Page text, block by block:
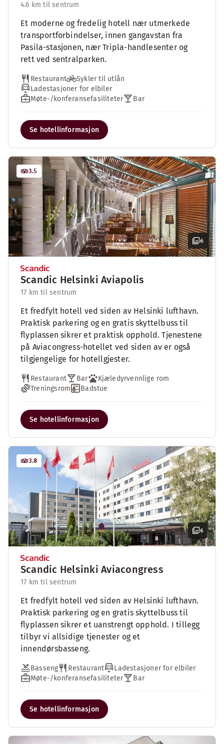
4.6 km til sentrum
Et moderne og fredelig hotell nær utmerkede
transportforbindelser, innen gangavstan fra
Pasila-stasjonen, nær Tripla-handlesenter og
rett ved sentralparken.
Restaurant
Sykler til utlån
Ladestasjoner for elbiler
Møte-/konferansefasiliteter
Bar
Se hotellinformasjon
6
3.5
Scandic Helsinki Aviapolis
17 km til sentrum
Et fredfylt hotell ved siden av Helsinki lufthavn.
Praktisk parkering og en gratis skyttelbuss til
flyplassen sikrer et praktisk opphold. Tjenestene
på Aviacongress-hotellet ved siden av er også
tilgjengelige for hotellgjester.
Restaurant Bar
Kjæledyrvennlige rom
Treningsrom
Badstue
Se hotellinformasjon
6
3.8
Scandic Helsinki Aviacongress
17 km til sentrum
Et fredfylt hotell ved siden av Helsinki lufthavn.
Praktisk parkering og en gratis skyttelbuss til
flyplassen sikrer et uanstrengt opphold. I tillegg
tilbyr vi allsidige tjenester og et
innendørsbasseng.
Basseng Restaurant
Ladestasjoner for elbiler
Møte-/konferansefasiliteter
Bar
Se hotellinformasjon